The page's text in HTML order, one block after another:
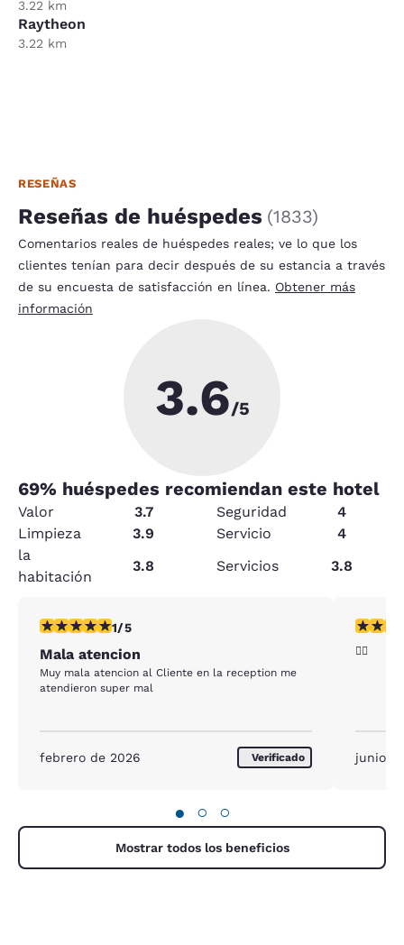
3.22 km
Raytheon
3.22 km
RESEÑAS
Reseñas de huéspedes (1833)
Comentarios reales de huéspedes reales; ve lo que los
clientes tenían para decir después de su estancia a través
de su encuesta de satisfacción en línea. Obtener más
información
3.6/5
69% huéspedes recomiendan este hotel
Valor 3.7 Seguridad
4
Limpieza
3.9 Servicio
4
la
habitación
3.8 Servicios 3.8
calificación de 1 estrella. Feria. 1 reseña
1/5
Mala atencion
Muy mala atencion al Cliente en la reception me
atendieron super mal
febrero de 2026 Verificado
👍🏻
junio
● ○ ○
Mostrar todos los beneficios